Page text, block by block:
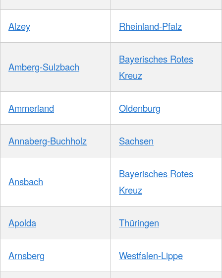
Alzey Rheinland-Pfalz
Amberg-Sulzbach
Bayerisches Rotes
Kreuz
Ammerland Oldenburg
Annaberg-Buchholz Sachsen
Ansbach
Bayerisches Rotes
Kreuz
Apolda Thüringen
Arnsberg Westfalen-Lippe